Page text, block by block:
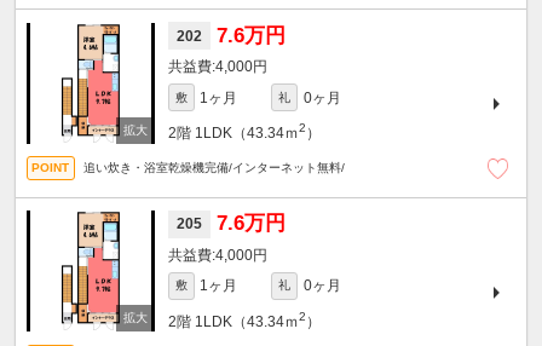
202 7.6万円
4,000円
敷 1ヶ月 礼 0ヶ月
2階 1LDK（43.34ｍ2 ）
追い炊き・浴室乾燥機完備/インターネット無料/
205 7.6万円
4,000円
敷 1ヶ月 礼 0ヶ月
2階 1LDK（43.34ｍ2 ）